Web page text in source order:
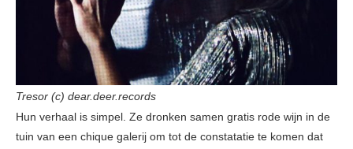
Tresor (c) dear.deer.records
Hun verhaal is simpel. Ze dronken samen gratis rode wijn in de
tuin van een chique galerij om tot de constatatie te komen dat